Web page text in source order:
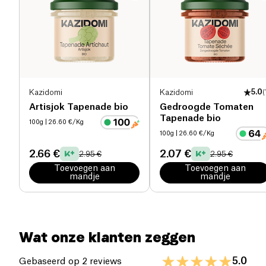
Kazidomi
Artisjok Tapenade bio
100g | 26.60 €/Kg
2.66 € 2.95 €
Toevoegen aan
mandje
Kazidomi 5.0(
Gedroogde Tomaten
Tapenade bio
100g | 26.60 €/Kg
2.07 € 2.95 €
Toevoegen aan
mandje
Geproduceerd in België, is deze biologische
tapenade vrij van kunstmatige toevoegingen en
biedt het een pure en authentieke smaakervaring.
1.69 g
Wat onze klanten zeggen
Gebaseerd op 2 reviews 5.0